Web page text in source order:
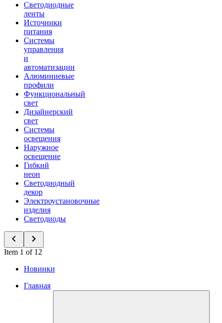
Светодиодные
ленты
Источники
питания
Системы
управления
и
автоматизации
Алюминиевые
профили
Функциональный
свет
Дизайнерский
свет
Системы
освещения
Наружное
освещение
Гибкий
неон
Светодиодный
декор
Электроустановочные
изделия
Светодиоды
Item 1 of 12
Новинки
Главная